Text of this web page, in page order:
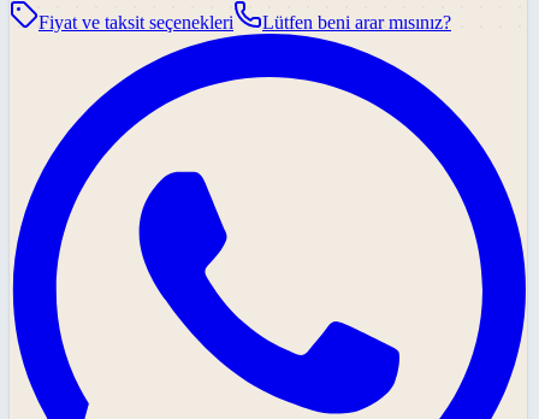
Fiyat ve taksit seçenekleri
Lütfen beni arar mısınız?